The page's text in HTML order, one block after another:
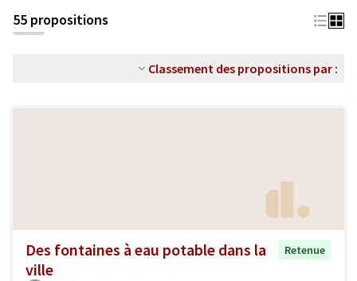
55 propositions
Classement des propositions par :
Des fontaines à eau potable dans la
ville
Retenue